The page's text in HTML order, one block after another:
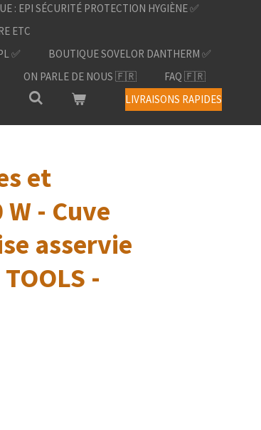
: EPI SÉCURITÉ PROTECTION HYGIÈNE ✅
ETC
✅
BOUTIQUE SOVELOR DANTHERM ✅
ON PARLE DE NOUS 🇫🇷
FAQ 🇫🇷
LIVRAISONS RAPIDES
et
- Cuve
asservie
-